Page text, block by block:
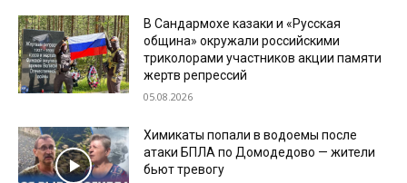
В Сандармохе казаки и «Русская
община» окружали российскими
триколорами участников акции памяти
жертв репрессий
05.08.2026
Химикаты попали в водоемы после
атаки БПЛА по Домодедово — жители
бьют тревогу